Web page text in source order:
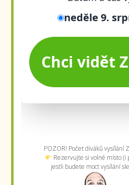
POZOR! Počet diváků vysílání
Rezervujte si volné místo (i
jestli budete moct vysílání